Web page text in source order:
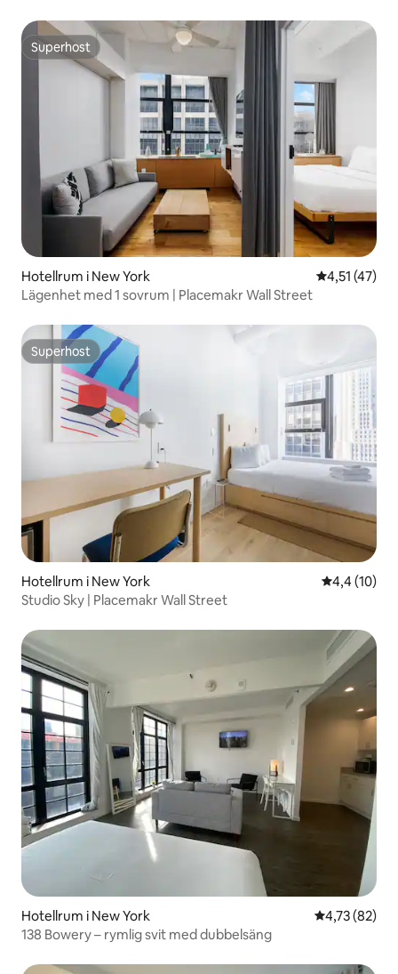
Superhost
Superhost
Hotellrum i New York 4,51 av 5 i
4,51 (47)
Lägenhet med 1 sovrum | Placemakr Wall Street
Superhost
Superhost
Hotellrum i New York 4,4 av 5 i
4,4 (10)
Studio Sky | Placemakr Wall Street
Hotellrum i New York 4,73 av 5 i
4,73 (82)
138 Bowery – rymlig svit med dubbelsäng